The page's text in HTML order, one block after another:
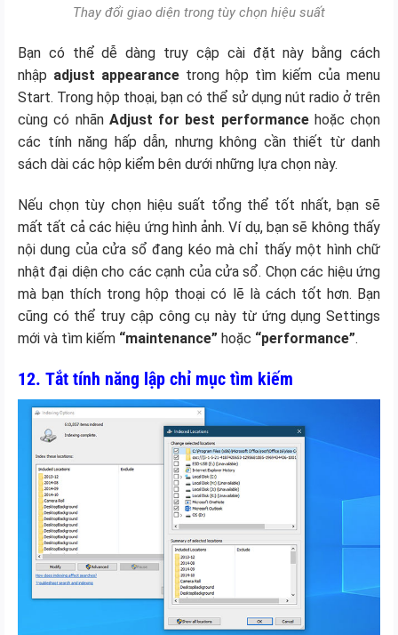
Thay đổi giao diện trong tùy chọn hiệu suất
Bạn có thể dễ dàng truy cập cài đặt này bằng cách
nhập adjust appearance trong hộp tìm kiếm của menu
Start. Trong hộp thoại, bạn có thể sử dụng nút radio ở trên
cùng có nhãn Adjust for best performancehoặc chọn
các tính năng hấp dẫn, nhưng không cần thiết từ danh
sách dài các hộp kiểm bên dưới những lựa chọn này.
Nếu chọn tùy chọn hiệu suất tổng thể tốt nhất, bạn sẽ
mất tất cả các hiệu ứng hình ảnh. Ví dụ, bạn sẽ không thấy
nội dung của cửa sổ đang kéo mà chỉ thấy một hình chữ
nhật đại diện cho các cạnh của cửa sổ. Chọn các hiệu ứng
mà bạn thích trong hộp thoại có lẽ là cách tốt hơn. Bạn
cũng có thể truy cập công cụ này từ ứng dụng Settings
mới và tìm kiếm “maintenance” hoặc “performance”.
12. Tắt tính năng lập chỉ mục tìm kiếm